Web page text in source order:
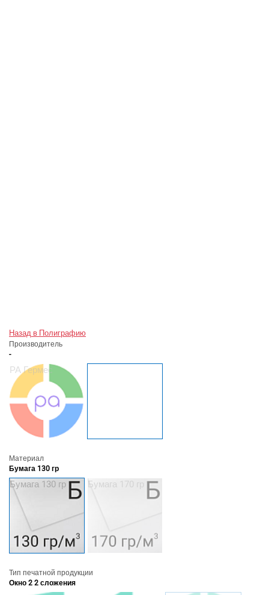
Назад в Полиграфию
Производитель
-
РА Гермес
Материал
Бумага 130 гр
Бумага 130 гр Бумага 170 гр
Тип печатной продукции
Окно 2 2 сложения